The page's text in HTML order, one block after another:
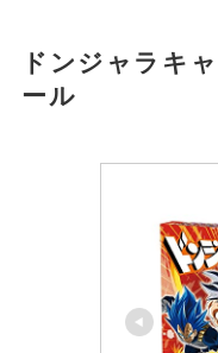
ドンジャラキ
ール